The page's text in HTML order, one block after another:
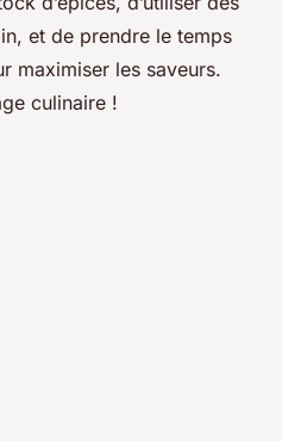
et de prendre le temps
maximiser les saveurs.
culinaire !